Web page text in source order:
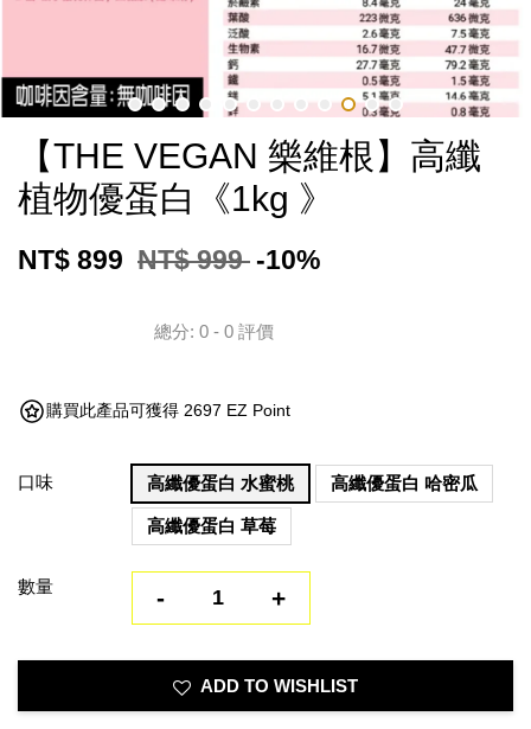
【THE VEGAN 樂維根】高纖
植物優蛋白《1kg 》
NT$ 899 NT$ 999 -10%
總分: 0 - 0 評價
購買此產品可獲得 2697 EZ Point
口味 高纖優蛋白 水蜜桃 高纖優蛋白 哈密瓜
高纖優蛋白 草莓
數量 - +
ADD TO WISHLIST